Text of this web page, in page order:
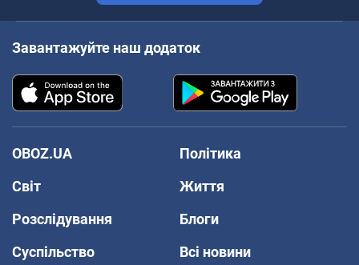
Завантажуйте наш додаток
OBOZ.UA
Політика
Світ
Життя
Розслідування
Блоги
Суспільство
Всі новини